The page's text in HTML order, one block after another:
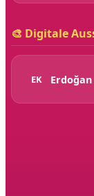
🎨 Digitale
EK